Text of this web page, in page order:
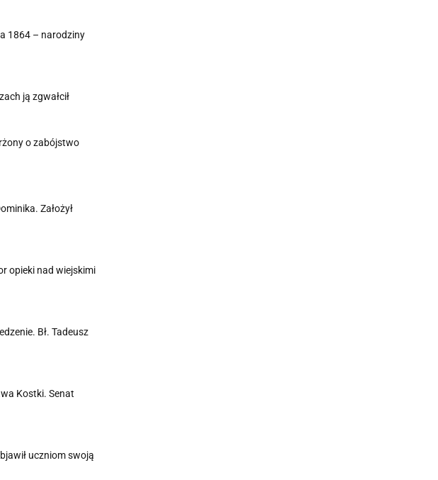
1864 – narodziny
ją zgwałcił
o zabójstwo
Założył
opieki nad wiejskimi
Bł. Tadeusz
Kostki. Senat
uczniom swoją